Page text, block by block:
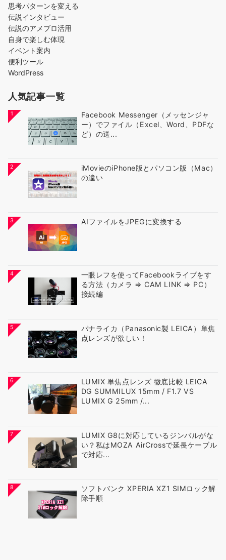
思考パターンを変える
伝説インタビュー
伝説のアメブロ活用
自身で楽しむ体現
イベント案内
便利ツール
WordPress
人気記事一覧
1
Facebook Messenger（メッセンジャ
ー）でファイル（Excel、Word、PDFな
ど）の送...
2
iMovieのiPhone版とパソコン版（Mac）
の違い
3 AIファイルをJPEGに変換する
4
一眼レフを使ってFacebookライブをす
る方法（カメラ ⇒ CAM LINK ⇒ PC）
接続編
5
パナライカ（Panasonic製 LEICA）単焦
点レンズが欲しい！
6
LUMIX 単焦点レンズ 徹底比較 LEICA
DG SUMMILUX 15mm / F1.7 VS
LUMIX G 25mm /...
7
LUMIX G8に対応しているジンバルがな
い？私はMOZA AirCrossで延長ケーブル
で対応...
8
ソフトバンク XPERIA XZ1 SIMロック解
除手順